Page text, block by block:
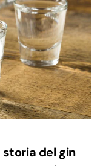
storia del gin